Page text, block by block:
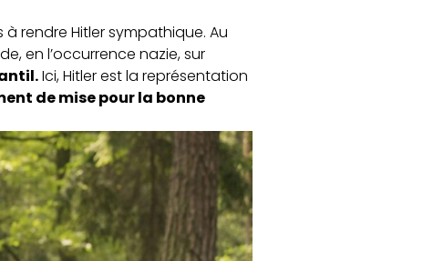
rendre Hitler sympathique. Au
en l’occurrence nazie, sur
Ici, Hitler est la représentation
de mise pour la bonne